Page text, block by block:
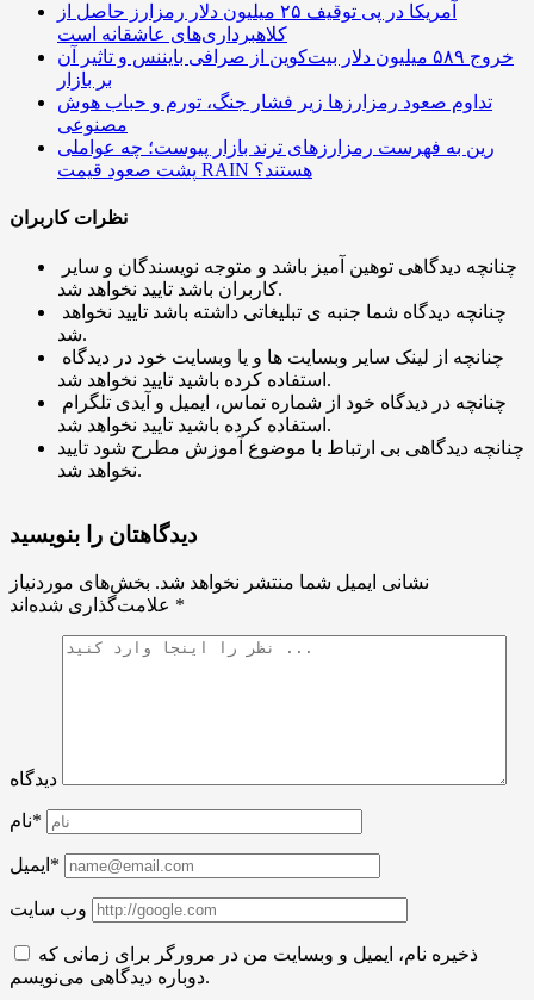
آمریکا در پی توقیف ۲۵ میلیون دلار رمزارز حاصل از
کلاهبرداری‌های عاشقانه است
خروج ۵۸۹ میلیون دلار بیت‌کوین از صرافی بایننس و تاثیر آن
بر بازار
تداوم صعود رمزارزها زیر فشار جنگ، تورم و حباب هوش
مصنوعی
رین به فهرست رمزارزهای ترند بازار پیوست؛ چه عواملی
پشت صعود قیمت RAIN هستند؟
نظرات کاربران
کاربران باشد تایید نخواهد شد.
شد.
استفاده کرده باشید تایید نخواهد شد.
استفاده کرده باشید تایید نخواهد شد.
چنانچه دیدگاهی بی ارتباط با موضوع آموزش مطرح شود تایید
نخواهد شد.
دیدگاهتان را بنویسید
نشانی ایمیل شما منتشر نخواهد شد. بخش‌های موردنیاز
*
دیدگاه
نام*
ایمیل*
وب سایت
ذخیره نام، ایمیل و وبسایت من در مرورگر برای زمانی که
دوباره دیدگاهی می‌نویسم.